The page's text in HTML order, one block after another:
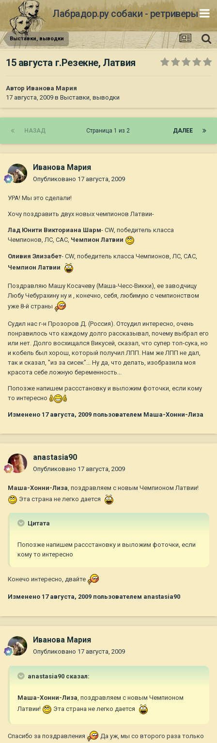
Лабрадор.ру собаки - ретриверы
Выставки, выводки
15 августа г.Резекне, Латвия
Автор Иванова Мария
17 августа, 2009 в Выставки, выводки
НАЗАД ДАЛЕЕ
Страница 1 из 2
Иванова Мария
Опубликовано 17 августа, 2009
УРА! Мы это сделали!
Хочу поздравить двух новых чемпионов Латвии-
Лад Юнити Викториана Шарм- CW, победитель класса
Чемпионов, ЛС, САС, Чемпион Латвии
Оливия Элизабет- CW, победитель класса Чемпионов, ЛС, САС,
Чемпион Латвии
Поздравляю Машу Косачеву (Маша-Чесс-Викки), ее заводчицу
Любу Чебурахину ну и , конечно, себя, любимую с чемпионством
уже 8-й страны
Судил нас г-н Прозоров Д. (Россия). Отсудил интересно, очень
понравилось что каждому долго рассказывал, почему выбрал его
или нет. Долго восхищался Викусей, сказал, что супер топ-сука, но
и кобель был хорош, который получил ЛПП. Нам же ЛПП не дал,
так и сказал, "из за сисек"... Ну да, что делать, изобразила моя
красота себе ложную беременность...
Попозже напишем рассстановку и выложим фоточки, если кому
то интересно
Изменено 17 августа, 2009 пользователем Маша-Хонни-Лиза
anastasia90
Опубликовано 17 августа, 2009
Маша-Хонни-Лиза, поздравляем с новым Чемпионом Латвии!
Эта страна не легко дается
Цитата
Попозже напишем рассстановку и выложим фоточки, если
кому то интересно
Конечо интересно, двайте
Изменено 17 августа, 2009 пользователем anastasia90
Иванова Мария
Опубликовано 17 августа, 2009
anastasia90 сказал:
Маша-Хонни-Лиза, поздравляем с новым Чемпионом
Латвии!
Эта страна не легко дается
Спасибо за поздравления
Да уж, мы со второго раза только